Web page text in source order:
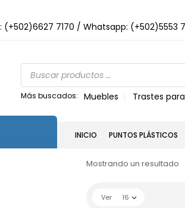
(+502)6627 7170 / Whatsapp: (+502)5553
Más buscados: Muebles Trastes
INICIO PUNTOS PLÁSTICOS
Mostrando un resultado
Ver 16